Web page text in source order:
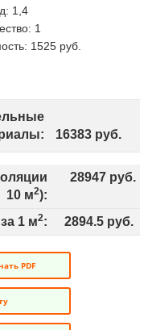
1,4
1
1525 руб.
16383 руб.
10 м2):
28947 руб.
1 м2: 2894.5 руб.
PDF